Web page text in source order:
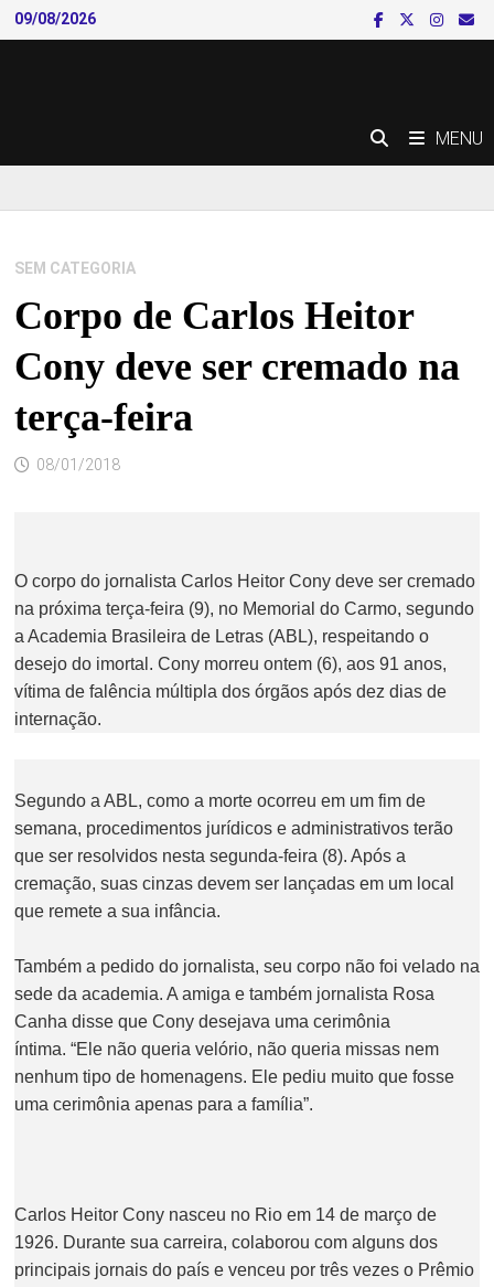
Skip
to
09/08/2026
MENU
SEM CATEGORIA
Corpo de Carlos Heitor
Cony deve ser cremado na
terça-feira
08/01/2018
O corpo do jornalista Carlos Heitor Cony deve ser cremado
na próxima terça-feira (9), no Memorial do Carmo, segundo
a Academia Brasileira de Letras (ABL), respeitando o
desejo do imortal. Cony morreu ontem (6), aos 91 anos,
vítima de falência múltipla dos órgãos após dez dias de
internação.
Segundo a ABL, como a morte ocorreu em um fim de
semana, procedimentos jurídicos e administrativos terão
que ser resolvidos nesta segunda-feira (8). Após a
cremação, suas cinzas devem ser lançadas em um local
que remete a sua infância.
Também a pedido do jornalista, seu corpo não foi velado na
sede da academia. A amiga e também jornalista Rosa
Canha disse que Cony desejava uma cerimônia
íntima. “Ele não queria velório, não queria missas nem
nenhum tipo de homenagens. Ele pediu muito que fosse
uma cerimônia apenas para a família”.
Carlos Heitor Cony nasceu no Rio em 14 de março de
1926. Durante sua carreira, colaborou com alguns dos
principais jornais do país e venceu por três vezes o Prêmio